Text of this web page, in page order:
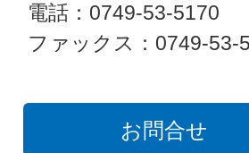
電話：0749-53-5170
ファックス：0749-53-
お問合せ